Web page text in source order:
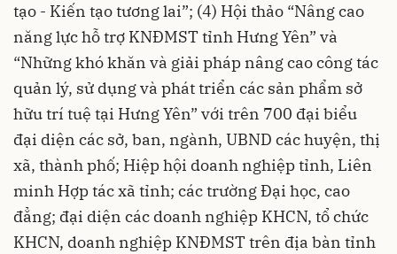
tạo - Kiến tạo tương lai”; (4) Hội thảo “Nâng cao
năng lực hỗ trợ KNĐMST tỉnh Hưng Yên” và
“Những khó khăn và giải pháp nâng cao công tác
quản lý, sử dụng và phát triển các sản phẩm sở
hữu trí tuệ tại Hưng Yên” với trên 700 đại biểu
đại diện các sở, ban, ngành, UBND các huyện, thị
xã, thành phố; Hiệp hội doanh nghiệp tỉnh, Liên
minh Hợp tác xã tỉnh; các trường Đại học, cao
đẳng; đại diện các doanh nghiệp KHCN, tổ chức
KHCN, doanh nghiệp KNĐMST trên địa bàn tỉnh